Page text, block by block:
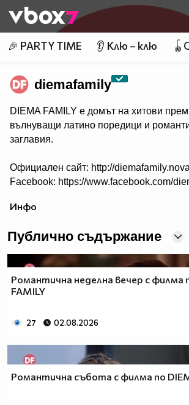
👾
🎉 PARTY TIME 👂 Клю – клю
diemafamily
DIEMA FAMILY e домът на хитови
вълнуващи латино поредици и
заглавия.
Официален сайт: http://
Facebook: https://www.facebook.com/
Инфо
Публично съдържание
Романтична неделна вечер с филма
FAMILY
27 02.08.2026
Романтична събота с филма по